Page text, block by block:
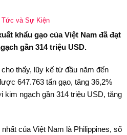
Tức và Sự Kiện
khẩu gạo của Việt Nam đã đạt
gần 314 triệu USD.
thấy, lũy kế từ đầu năm đến
647.763 tấn gạo, tăng 36,2%
ngạch gần 314 triệu USD, tăng
của Việt Nam là Philippines, số